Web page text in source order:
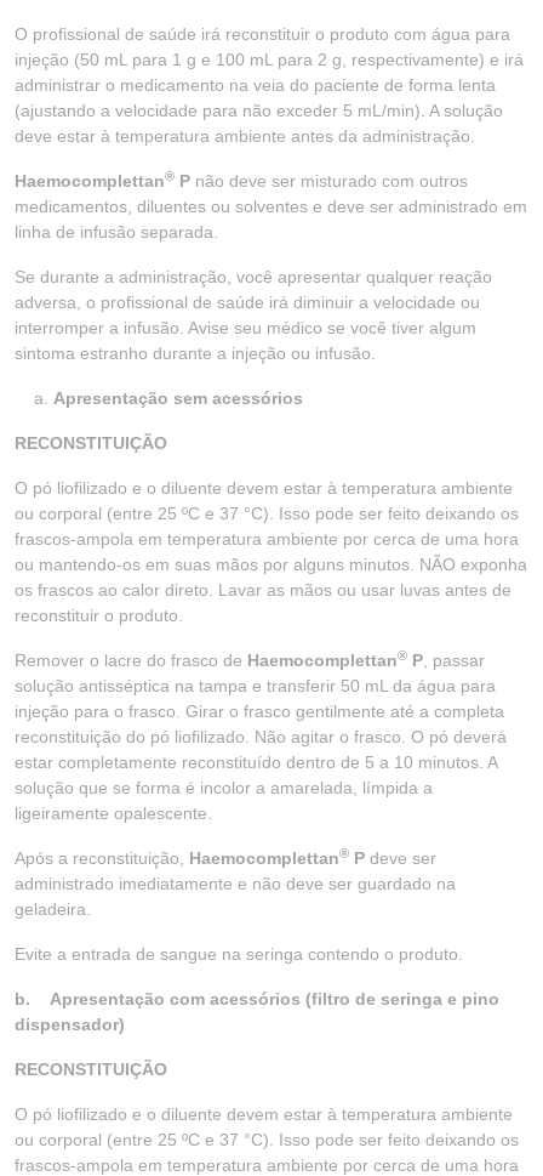
O profissional de saúde irá reconstituir o produto com água para
injeção (50 mL para 1 g e 100 mL para 2 g, respectivamente) e irá
administrar o medicamento na veia do paciente de forma lenta
(ajustando a velocidade para não exceder 5 mL/min). A solução
deve estar à temperatura ambiente antes da administração.
Haemocomplettan® P não deve ser misturado com outros
medicamentos, diluentes ou solventes e deve ser administrado em
linha de infusão separada.
Se durante a administração, você apresentar qualquer reação
adversa, o profissional de saúde irá diminuir a velocidade ou
interromper a infusão. Avise seu médico se você tiver algum
sintoma estranho durante a injeção ou infusão.
Apresentação sem acessórios
RECONSTITUIÇÃO
O pó liofilizado e o diluente devem estar à temperatura ambiente
ou corporal (entre 25 ºC e 37 °C). Isso pode ser feito deixando os
frascos-ampola em temperatura ambiente por cerca de uma hora
ou mantendo-os em suas mãos por alguns minutos. NÃO exponha
os frascos ao calor direto. Lavar as mãos ou usar luvas antes de
reconstituir o produto.
Remover o lacre do frasco de Haemocomplettan® P , passar
solução antisséptica na tampa e transferir 50 mL da água para
injeção para o frasco. Girar o frasco gentilmente até a completa
reconstituição do pó liofilizado. Não agitar o frasco. O pó deverá
estar completamente reconstituído dentro de 5 a 10 minutos. A
solução que se forma é incolor a amarelada, límpida a
ligeiramente opalescente.
Após a reconstituição, Haemocomplettan® P deve ser
administrado imediatamente e não deve ser guardado na
geladeira.
Evite a entrada de sangue na seringa contendo o produto.
b.
Apresentação com acessórios (filtro de seringa e pino
dispensador)
RECONSTITUIÇÃO
O pó liofilizado e o diluente devem estar à temperatura ambiente
ou corporal (entre 25 ºC e 37 °C). Isso pode ser feito deixando os
frascos-ampola em temperatura ambiente por cerca de uma hora